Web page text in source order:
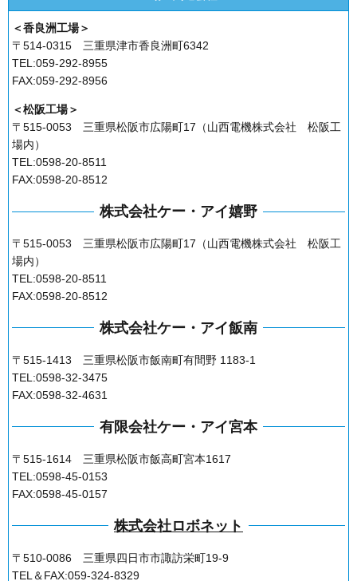
＜香良洲工場＞
〒514-0315 三重県津市香良洲町6342
TEL:059-292-8955
FAX:059-292-8956
＜松阪工場＞
〒515-0053 三重県松阪市広陽町17（山西電機株式会社 松阪工
場内）
TEL:0598-20-8511
FAX:0598-20-8512
株式会社ケー・アイ嬉野
〒515-0053 三重県松阪市広陽町17（山西電機株式会社 松阪工
場内）
TEL:0598-20-8511
FAX:0598-20-8512
株式会社ケー・アイ飯南
〒515-1413 三重県松阪市飯南町有間野 1183-1
TEL:0598-32-3475
FAX:0598-32-4631
有限会社ケー・アイ宮本
〒515-1614 三重県松阪市飯高町宮本1617
TEL:0598-45-0153
FAX:0598-45-0157
株式会社ロボネット
〒510-0086 三重県四日市市諏訪栄町19-9
TEL＆FAX:059-324-8329